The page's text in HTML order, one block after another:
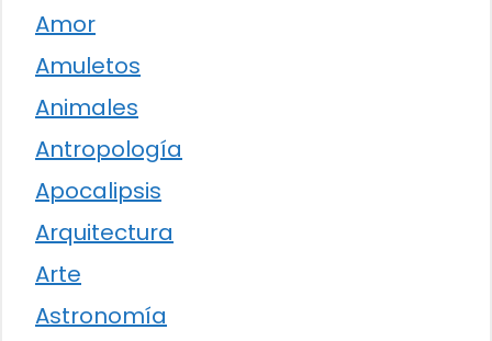
Amor
Amuletos
Animales
Antropología
Apocalipsis
Arquitectura
Arte
Astronomía